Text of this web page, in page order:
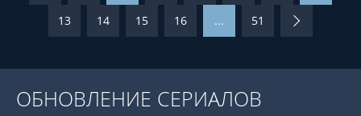
13 14 15 16 ... 51
ОБНОВЛЕНИЕ СЕРИАЛОВ